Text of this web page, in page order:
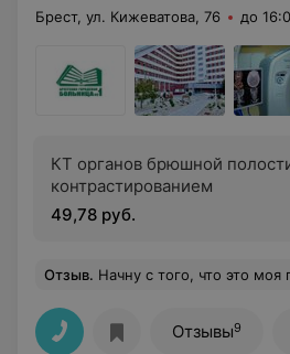
Брест, ул. Кижеватова, 76 до
КТ органов брюшной
контрастированием
49,78 руб.
Отзыв. Начну с того, что это моя первая операция. Поступил в эту больницу на плановую операцию паховой грыжи, которую в результате провёл с эстетически безупречным результатом, хирург Сергей Леонидович .Операцию провёл лапароскопическим методом. По моим ощущениям вмешательство было максимально деликатным.
Отзывы9